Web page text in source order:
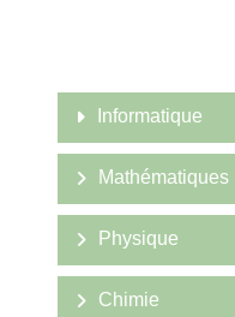
Informatique
Mathématiques
Physique
Chimie